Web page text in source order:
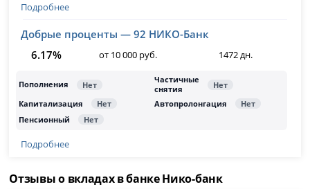
Подробнее
Добрые проценты — 92 НИКО-Банк
6.17%
от 10 000 руб. 1472 дн.
Подробнее
Отзывы о вкладах в банке Нико-банк